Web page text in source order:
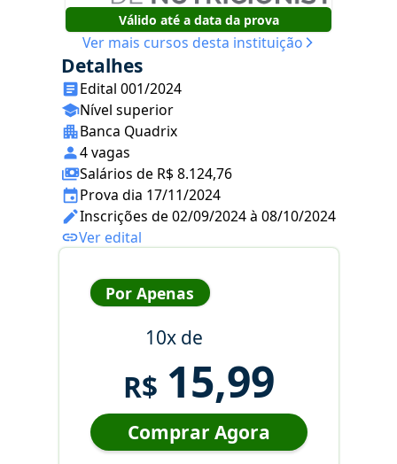
Válido até a data da prova
Ver mais cursos desta instituição
Detalhes
Edital 001/2024
Nível superior
Banca Quadrix
4 vagas
Salários de R$ 8.124,76
Prova dia 17/11/2024
Inscrições de 02/09/2024 à 08/10/2024
Ver edital
Por Apenas
10x de
R$ 15,99
Comprar Agora